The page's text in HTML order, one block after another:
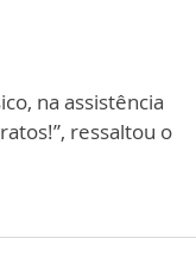
na assistência
ressaltou o